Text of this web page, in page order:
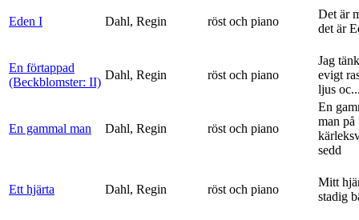
Eden I Dahl, Regin röst och piano
Det är
det är
En förtappad
(Beckblomster: II)
Dahl, Regin röst och piano
Jag
evigt
ljus
En gammal man Dahl, Regin röst och piano
En
man på
sedd
Ett hjärta Dahl, Regin röst och piano
Mitt
stadig